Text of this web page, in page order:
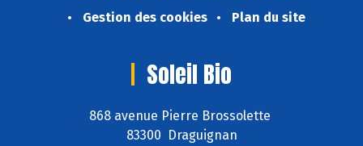
Gestion des cookies
Plan du site
Soleil Bio
868 avenue Pierre Brossolette
83300 Draguignan